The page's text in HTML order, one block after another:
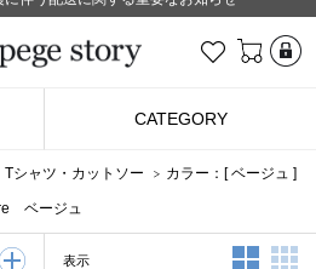
お気に入り
CATEGORY
Tシャツ・カットソー カラー：[ベージュ ]
ベージュ
表示 2列表示